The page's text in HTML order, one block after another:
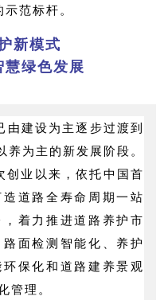
范标杆。
新模式
绿色发展
由建设为主逐步过渡到
养为主的新发展阶段。
业以来，依托中国首
道路全寿命周期一站
着力推进道路养护市
面检测智能化、养护
保化和道路建养景观
管理。